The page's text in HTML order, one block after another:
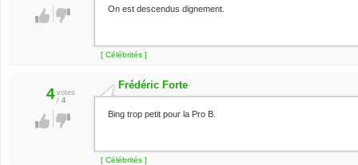
On est descendus dignement.
[ Célébrités ]
4 votes
/ 4
Frédéric Forte
Bing trop petit pour la Pro B.
[ Célébrités ]